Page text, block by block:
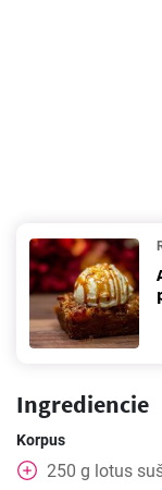
Ingrediencie
Korpus
250 g lotus